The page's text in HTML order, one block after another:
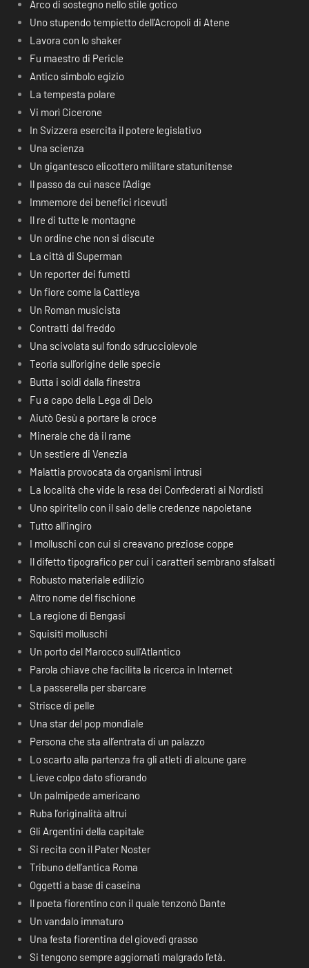
Arco di sostegno nello stile gotico
Uno stupendo tempietto dell’Acropoli di Atene
Lavora con lo shaker
Fu maestro di Pericle
Antico simbolo egizio
La tempesta polare
Vi morì Cicerone
In Svizzera esercita il potere legislativo
Una scienza
Un gigantesco elicottero militare statunitense
Il passo da cui nasce l’Adige
Immemore dei benefici ricevuti
Il re di tutte le montagne
Un ordine che non si discute
La città di Superman
Un reporter dei fumetti
Un fiore come la Cattleya
Un Roman musicista
Contratti dal freddo
Una scivolata sul fondo sdrucciolevole
Teoria sull’origine delle specie
Butta i soldi dalla finestra
Fu a capo della Lega di Delo
Aiutò Gesù a portare la croce
Minerale che dà il rame
Un sestiere di Venezia
Malattia provocata da organismi intrusi
La località che vide la resa dei Confederati ai Nordisti
Uno spiritello con il saio delle credenze napoletane
Tutto all’ingiro
I molluschi con cui si creavano preziose coppe
Il difetto tipografico per cui i caratteri sembrano sfalsati
Robusto materiale edilizio
Altro nome del fischione
La regione di Bengasi
Squisiti molluschi
Un porto del Marocco sull’Atlantico
Parola chiave che facilita la ricerca in Internet
La passerella per sbarcare
Strisce di pelle
Una star del pop mondiale
Persona che sta all’entrata di un palazzo
Lo scarto alla partenza fra gli atleti di alcune gare
Lieve colpo dato sfiorando
Un palmipede americano
Ruba l’originalità altrui
Gli Argentini della capitale
Si recita con il Pater Noster
Tribuno dell’antica Roma
Oggetti a base di caseina
Il poeta fiorentino con il quale tenzonò Dante
Un vandalo immaturo
Una festa fiorentina del giovedì grasso
Si tengono sempre aggiornati malgrado l’età.